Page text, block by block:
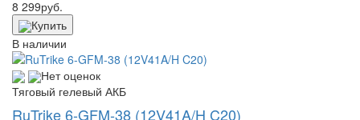
8 299руб.
Купить
В наличии
Нет оценок
Тяговый гелевый АКБ
RuTrike 6-GFM-38 (12V41A/H C20)